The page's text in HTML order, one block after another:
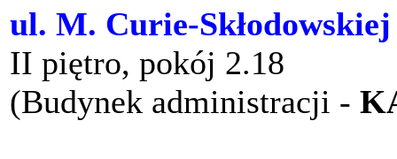
ul. M. Curie-Skłodowskiej
II piętro, pokój 2.18
(Budynek administracji -